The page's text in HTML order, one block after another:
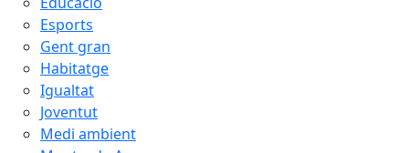
Esports
Gent gran
Habitatge
Igualtat
Joventut
Medi ambient